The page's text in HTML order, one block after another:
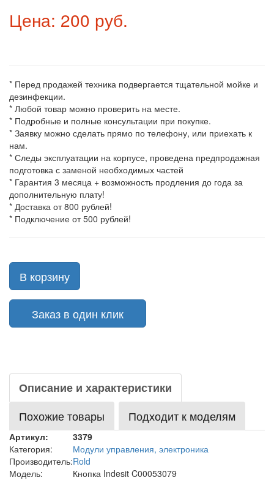
Цена: 200 руб.
* Перед продажей техника подвергается тщательной мойке и
дезинфекции.
* Любой товар можно проверить на месте.
* Подробные и полные консультации при покупке.
* Заявку можно сделать прямо по телефону, или приехать к
нам.
* Следы эксплуатации на корпусе, проведена предпродажная
подготовка с заменой необходимых частей
* Гарантия 3 месяца + возможность продления до года за
дополнительную плату!
* Доставка от 800 рублей!
* Подключение от 500 рублей!
В корзину
Заказ в один клик
Описание и характеристики
Похожие товары
Подходит к моделям
Артикул:
3379
Категория:
Модули управления, электроника
Производитель:Rold
Модель:
Кнопка Indesit C00053079